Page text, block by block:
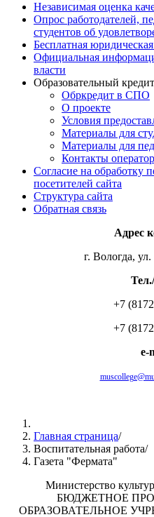
Независимая оценка
Опрос работодателей,
студентов об
Бесплатная
Официальная
власти
Образовательный кредит
Обркредит в СПО
О проекте
Условия
Материалы для
Материалы для
Контакты
Согласие на обработку
посетителей сайта
Структура сайта
Обратная связь
Адрес
г. Вологда,
+7
+7
e-
Главная страница/
Воспитательная работа/
Газета "Фермата"
Министерство
БЮДЖЕТНОЕ
ОБРАЗОВАТЕЛЬНОЕ